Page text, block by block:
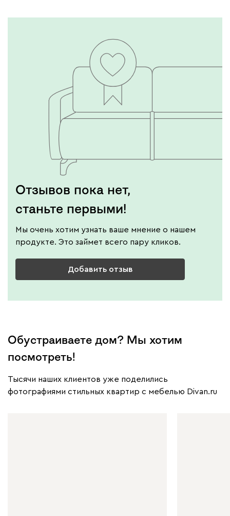
Отзывов пока нет,
станьте первыми!
Мы очень хотим узнать ваше мнение о нашем
продукте. Это займет всего пару кликов.
Добавить отзыв
Обустраиваете дом? Мы хотим
посмотреть!
Тысячи наших клиентов уже поделились
фотографиями стильных квартир с мебелью Divan.ru